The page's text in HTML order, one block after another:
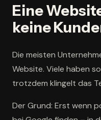
Eine
keine
Die meisten
Website. Viele haben
trotzdem klingelt das
Der Grund: Erst wenn